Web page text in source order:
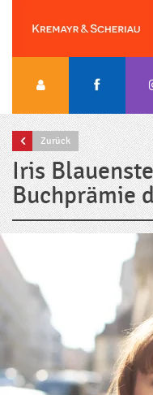
content
Zurück
Iris
Buchprämie